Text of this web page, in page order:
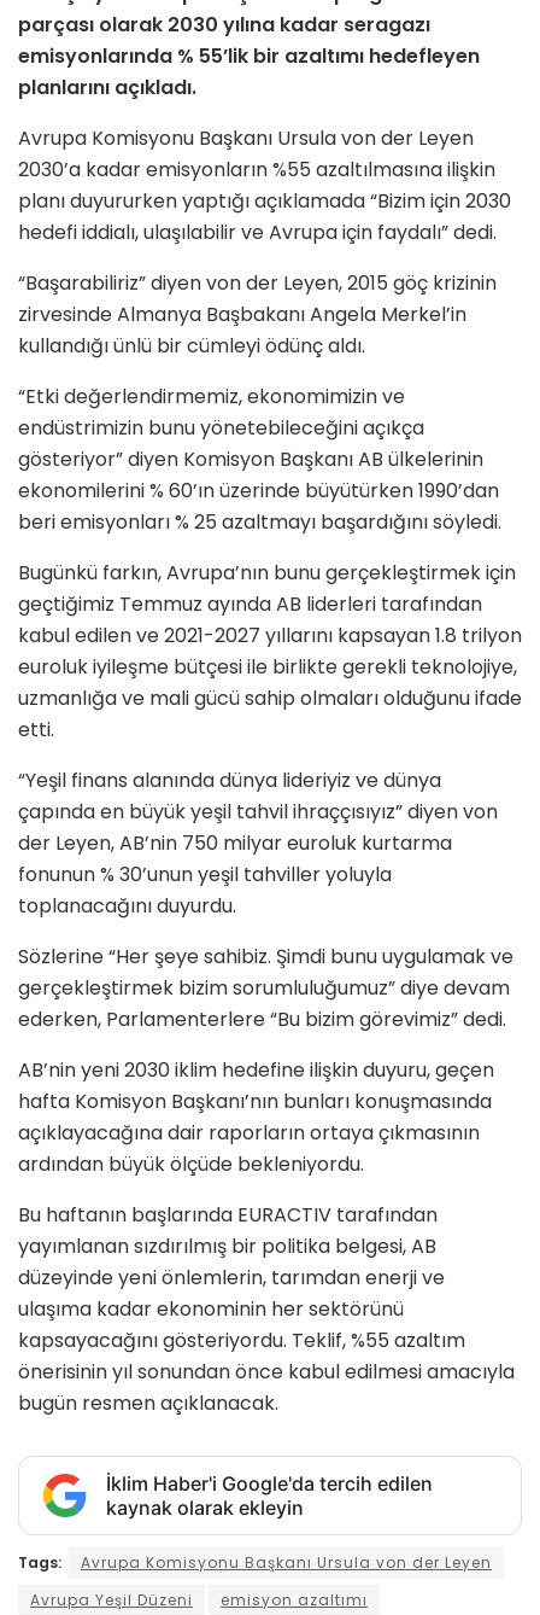
parçası olarak 2030 yılına kadar seragazı
emisyonlarında % 55’lik bir azaltımı hedefleyen
planlarını açıkladı.
Avrupa Komisyonu Başkanı Ursula von der Leyen
2030’a kadar emisyonların %55 azaltılmasına ilişkin
planı duyururken yaptığı açıklamada “Bizim için 2030
hedefi iddialı, ulaşılabilir ve Avrupa için faydalı” dedi.
“Başarabiliriz” diyen von der Leyen, 2015 göç krizinin
zirvesinde Almanya Başbakanı Angela Merkel’in
kullandığı ünlü bir cümleyi ödünç aldı.
“Etki değerlendirmemiz, ekonomimizin ve
endüstrimizin bunu yönetebileceğini açıkça
gösteriyor” diyen Komisyon Başkanı AB ülkelerinin
ekonomilerini % 60’ın üzerinde büyütürken 1990’dan
beri emisyonları % 25 azaltmayı başardığını söyledi.
Bugünkü farkın, Avrupa’nın bunu gerçekleştirmek için
geçtiğimiz Temmuz ayında AB liderleri tarafından
kabul edilen ve 2021-2027 yıllarını kapsayan 1.8 trilyon
euroluk iyileşme bütçesi ile birlikte gerekli teknolojiye,
uzmanlığa ve mali gücü sahip olmaları olduğunu ifade
etti.
“Yeşil finans alanında dünya lideriyiz ve dünya
çapında en büyük yeşil tahvil ihraççısıyız” diyen von
der Leyen, AB’nin 750 milyar euroluk kurtarma
fonunun % 30’unun yeşil tahviller yoluyla
toplanacağını duyurdu.
Sözlerine “Her şeye sahibiz. Şimdi bunu uygulamak ve
gerçekleştirmek bizim sorumluluğumuz” diye devam
ederken, Parlamenterlere “Bu bizim görevimiz” dedi.
AB’nin yeni 2030 iklim hedefine ilişkin duyuru, geçen
hafta Komisyon Başkanı’nın bunları konuşmasında
açıklayacağına dair raporların ortaya çıkmasının
ardından büyük ölçüde bekleniyordu.
Bu haftanın başlarında EURACTIV tarafından
yayımlanan sızdırılmış bir politika belgesi, AB
düzeyinde yeni önlemlerin, tarımdan enerji ve
ulaşıma kadar ekonominin her sektörünü
kapsayacağını gösteriyordu. Teklif, %55 azaltım
önerisinin yıl sonundan önce kabul edilmesi amacıyla
bugün resmen açıklanacak.
İklim Haber'i Google'da tercih edilen
kaynak olarak ekleyin
Tags:
Avrupa Komisyonu Başkanı Ursula von der Leyen
Avrupa Yeşil Düzeni
emisyon azaltımı